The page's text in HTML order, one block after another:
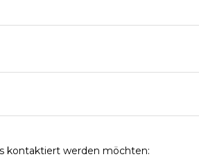
kontaktiert werden möchten: